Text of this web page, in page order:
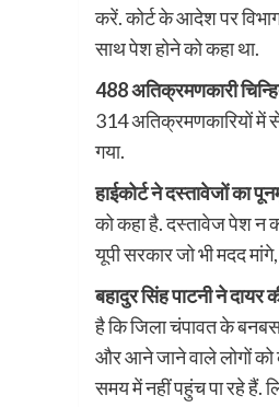
करें. कोर्ट के आदेश पर
साथ पेश होने को कहा था.
488 अतिक्रमणकारी
314 अतिक्रमणकारियों में
गया.
हाईकोर्ट ने दस्तावेजों का
को कहा है. दस्तावेज पेश न
यूपी सरकार जो भी मदद
बहादुर सिंह पाटनी ने दायर
है कि जिला चंपावत के
और आने जाने वाले लोगों को
समय में नहीं पहुंच पा रहे हैं.